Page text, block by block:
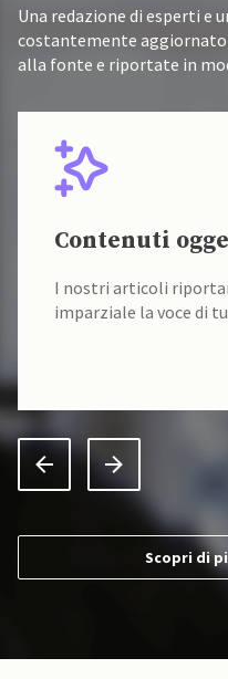
Una redazione di esperti e
costantemente
alla fonte e riportate in
Contenuti
I nostri articoli
imparziale la voce di
Scopri di